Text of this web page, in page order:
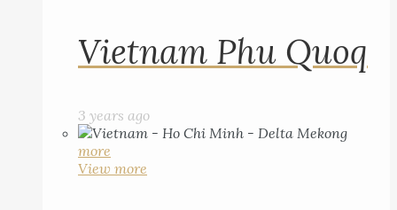
Vietnam Phu Quoq
3 years ago
more
View more